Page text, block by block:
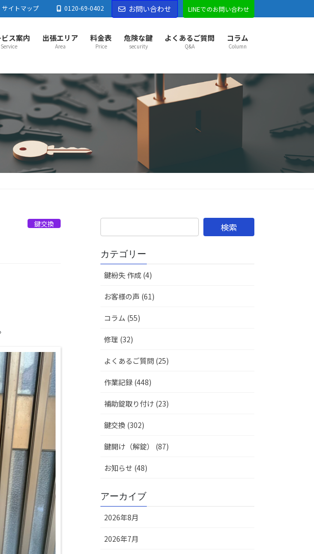
サイトマップ 0120-69-0402 お問い合わせ LINEでのお問い合わせ
ス案内
Service
出張エリア
Area
足立区
春日部市センター
春日部市越谷市 草加市八潮市
吉川市
加須市 久喜市幸手市宮代町杉戸町松伏町
松戸市
流山市
古河市 五霞町境町
市 桶川市北本市
川越市センター
川越市東松山市 坂戸市鶴ヶ島市
毛呂山町
朝霞市志木市和光市
東村山市周辺
熊谷市センター
熊谷市秩父市 深谷市
上里町寄居町
栃木市足利市伊勢崎市太田市館林市邑楽郡
料金表
Price
危険な鍵
security
よくあるご質問
Q&A
コラム
Column
鍵交換
カテゴリー
鍵紛失 作成 (4)
お客様の声 (61)
コラム (55)
修理 (32)
よくあるご質問 (25)
作業記録 (448)
補助錠取り付け (23)
鍵交換 (302)
鍵開け（解錠） (87)
お知らせ (48)
アーカイブ
2026年8月
2026年7月